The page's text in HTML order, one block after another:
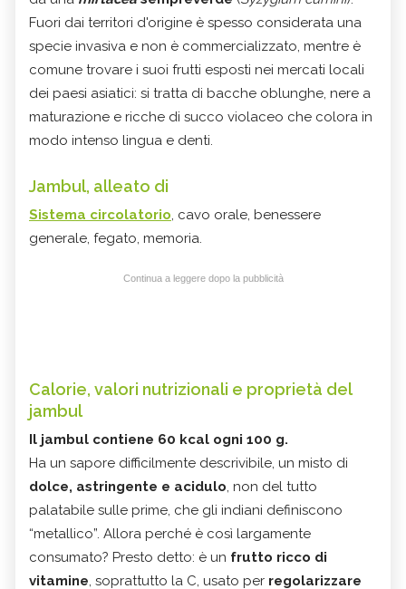
Fuori dai territori d'origine è spesso considerata una
specie invasiva e non è commercializzato, mentre è
comune trovare i suoi frutti esposti nei mercati locali
dei paesi asiatici: si tratta di bacche oblunghe, nere a
maturazione e ricche di succo violaceo che colora in
modo intenso lingua e denti.
Jambul, alleato di
Sistema circolatorio, cavo orale, benessere
generale, fegato, memoria.
Continua a leggere dopo la pubblicità
Calorie, valori nutrizionali e proprietà del
jambul
Il jambul contiene 60 kcal ogni 100 g.
Ha un sapore difficilmente descrivibile, un misto di
dolce, astringente e acidulo, non del tutto
palatabile sulle prime, che gli indiani definiscono
“metallico”. Allora perché è così largamente
consumato? Presto detto: è un frutto ricco di
vitamine, soprattutto la C, usato per regolarizzare